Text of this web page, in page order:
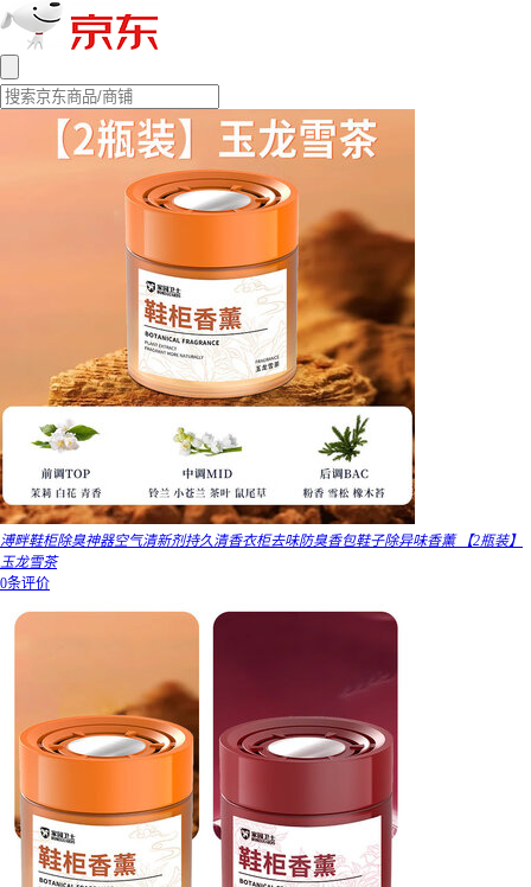
溥畔鞋柜除臭神器空气清新剂持久清香衣柜去味防臭香包鞋子除异味香薰 【2瓶装】
玉龙雪茶
0条评价